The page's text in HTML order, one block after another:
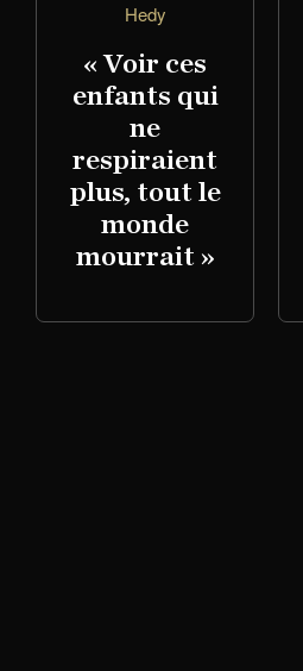
Hedy
« Voir ces
enfants qui
ne
respiraient
plus, tout le
monde
mourrait »